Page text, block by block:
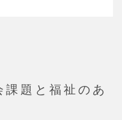
題と福祉のあ